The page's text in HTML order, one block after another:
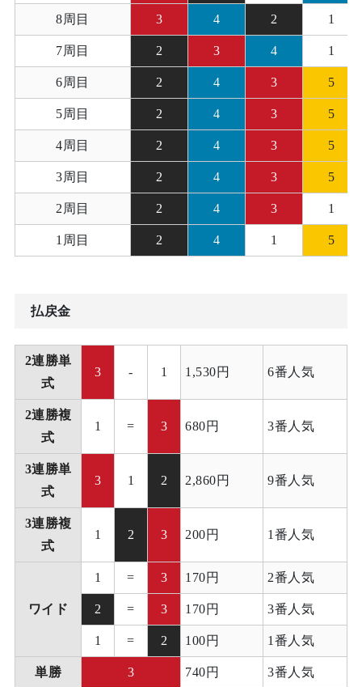
8周目 3 4 2 1
7周目 2 3 4 1
6周目 2 4 3 5
5周目 2 4 3 5
4周目 2 4 3 5
3周目 2 4 3 5
2周目 2 4 3 1
1周目 2 4 1 5
払戻金
2連勝単
式
3 - 1 1,530円 6番人気
2連勝複
式
1 = 3 680円 3番人気
3連勝単
式
3 1 2 2,860円 9番人気
3連勝複
式
1 2 3 200円 1番人気
ワイド
1 = 3 170円 2番人気
2 = 3 170円 3番人気
1 = 2 100円 1番人気
単勝 3 740円 3番人気